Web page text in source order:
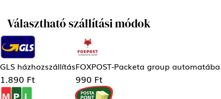
Választható szállítási módok
GLS házhozszállítás
1.890 Ft
FOXPOST-Packeta group automatába
990 Ft